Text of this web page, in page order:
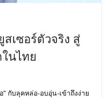
เซอร์ตัวจริง สู่
นไทย
” กับลุคหล่อ-อบอุ่น-เข้าถึงง่าย